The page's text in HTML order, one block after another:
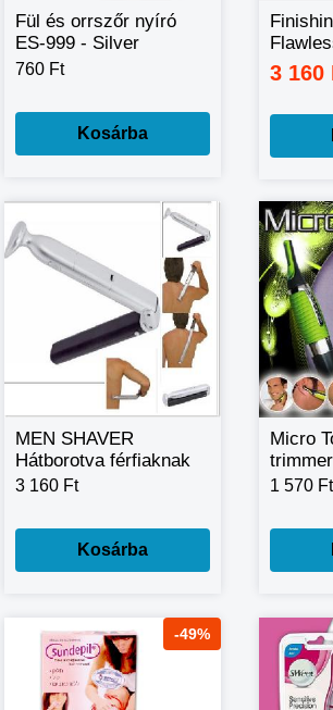
Fül és orrszőr nyíró
ES-999 - Silver
760 Ft
Kosárba
3
MEN SHAVER
Hátborotva férfiaknak
3 160 Ft
Kosárba
Micro
1 570 Ft
-49%